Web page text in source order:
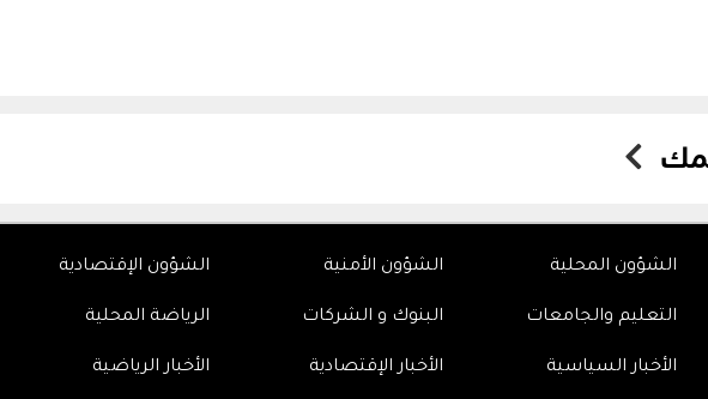
الشؤون المحلية الشؤون الأمنية الشؤون الإقتصادية
التعليم والجامعات البنوك و الشركات الرياضة المحلية
الأخبار السياسية الأخبار الإقتصادية الأخبار الرياضية